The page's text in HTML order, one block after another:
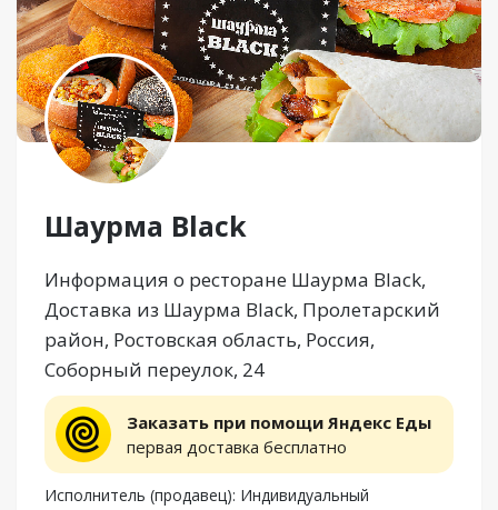
Шаурма Black
Информация о ресторане Шаурма Black,
Доставка из Шаурма Black, Пролетарский
район, Ростовская область, Россия,
Соборный переулок, 24
Заказать при помощи Яндекс Еды
первая доставка бесплатно
Исполнитель (продавец): Индивидуальный